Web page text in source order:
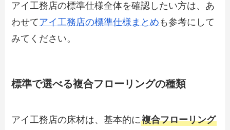
アイ工務店の標準仕様全体を確認したい方は、あ
わせてアイ工務店の標準仕様まとめ も参考にして
みてください。
標準で選べる複合フローリングの種類
アイ工務店の床材は、基本的に複合フローリング